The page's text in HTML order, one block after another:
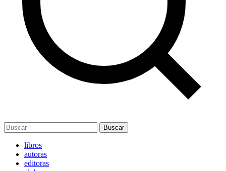
Buscar
libros
autoras
editoras